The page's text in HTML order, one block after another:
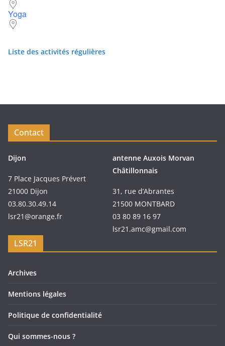
Yoga
Liste des activités régulières
Contact
Dijon
7 Place Jacques Prévert
21000 Dijon
03.80.30.49.14
lsr21@orange.fr
antenne Auxois Morvan
Châtillonnais
31, rue d’Abrantes
21500 MONTBARD
03 80 89 16 97
lsr21.amc@gmail.com
LSR21
Archives
Mentions légales
Politique de confidentialité
Qui sommes-nous ?